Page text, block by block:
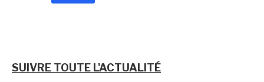
SUIVRE TOUTE L'ACTUALITÉ